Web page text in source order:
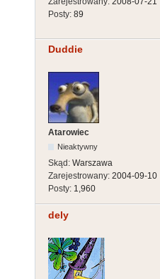
Posty: 89
Duddie
Atarowiec
Nieaktywny
Skąd: Warszawa
Zarejestrowany: 2004-09-10
Posty: 1,960
dely